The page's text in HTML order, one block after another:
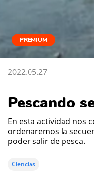
PREMIUM
2022.05.27
Pescando
En esta actividad nos
ordenaremos la
poder salir de pesca.
Ciencias